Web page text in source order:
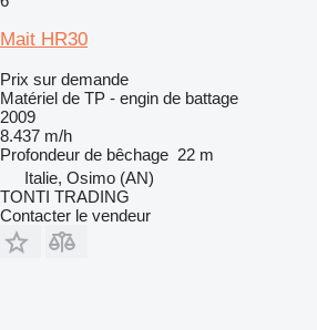
Mait HR30
Prix sur demande
Matériel de TP - engin de battage
2009
8.437 m/h
Profondeur de bêchage 22 m
Italie, Osimo (AN)
TONTI TRADING
Contacter le vendeur